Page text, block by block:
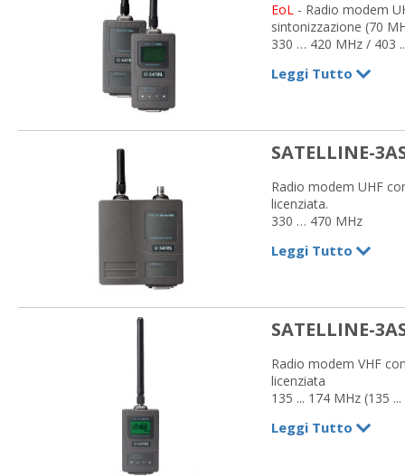
EoL - Radio modem
sintonizzazione (70
330 … 420 MHz / 403
Potenza max 1 W
Leggi Tutto
SATELLINE-
Radio modem UHF
licenziata.
330 … 470 MHz
Potenza max 10 W
Leggi Tutto
SATELLINE-
Radio modem VHF
licenziata
135 ... 174 MHz (135
RS-232, 422, 485
Leggi Tutto